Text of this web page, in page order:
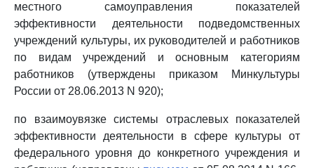
местного самоуправления показателей
эффективности деятельности подведомственных
учреждений культуры, их руководителей и работников
по видам учреждений и основным категориям
работников (утверждены приказом Минкультуры
России от 28.06.2013 N 920);
по взаимоувязке системы отраслевых показателей
эффективности деятельности в сфере культуры от
федерального уровня до конкретного учреждения и